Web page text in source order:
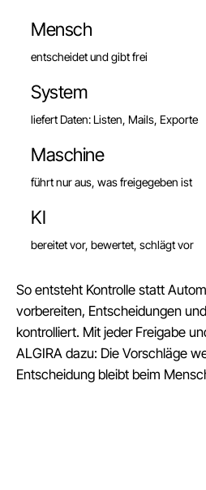
Mensch
entscheidet und gibt frei
System
liefert Daten: Listen, Mails, Exporte
Maschine
führt nur aus, was freigegeben ist
KI
bereitet vor, bewertet, schlägt vor
So entsteht Kontrolle statt
vorbereiten, Entscheidungen
kontrolliert. Mit jeder Freigabe
ALGIRA dazu: Die Vorschläge
Entscheidung bleibt beim